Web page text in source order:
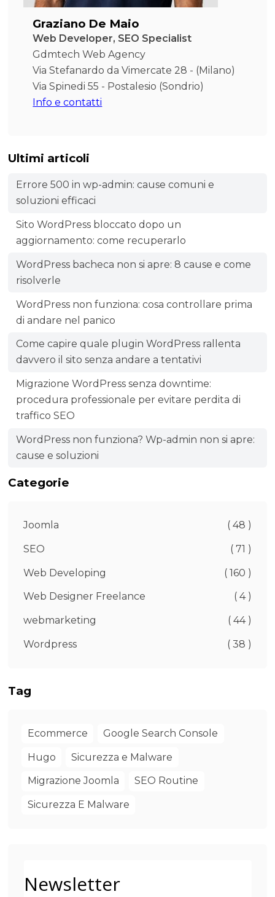
Graziano De Maio
Web Developer, SEO Specialist
Gdmtech Web Agency
Via Stefanardo da Vimercate 28 - (Milano)
Via Spinedi 55 - Postalesio (Sondrio)
Info e contatti
Ultimi articoli
Errore 500 in wp-admin: cause comuni e
soluzioni efficaci
Sito WordPress bloccato dopo un
aggiornamento: come recuperarlo
WordPress bacheca non si apre: 8 cause e come
risolverle
WordPress non funziona: cosa controllare prima
di andare nel panico
Come capire quale plugin WordPress rallenta
davvero il sito senza andare a tentativi
Migrazione WordPress senza downtime:
procedura professionale per evitare perdita di
traffico SEO
WordPress non funziona? Wp-admin non si apre:
cause e soluzioni
Categorie
Joomla ( 48 )
SEO ( 71 )
Web Developing ( 160 )
Web Designer Freelance ( 4 )
webmarketing ( 44 )
Wordpress ( 38 )
Tag
Ecommerce Google Search Console
Hugo Sicurezza e Malware
Migrazione Joomla SEO Routine
Sicurezza E Malware
Newsletter